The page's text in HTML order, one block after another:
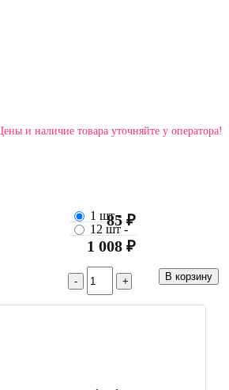
и наличие товара уточняйте у оператора!
1 шт-
85 ₽
12 шт-
1 008 ₽